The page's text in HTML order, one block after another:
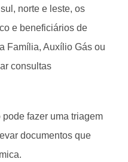
norte e leste, os
e beneficiários de
Família, Auxílio Gás ou
consultas
fazer uma triagem
documentos que